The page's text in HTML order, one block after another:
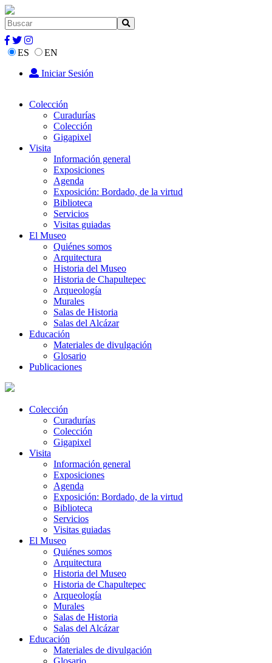
ES
EN
Iniciar Sesión
Colección
Curadurías
Colección
Gigapixel
Visita
Información general
Exposiciones
Agenda
Exposición: Bordado, de la virtud
Biblioteca
Servicios
Visitas guiadas
El Museo
Quiénes somos
Arquitectura
Historia del Museo
Historia de Chapultepec
Arqueología
Murales
Salas de Historia
Salas del Alcázar
Educación
Materiales de divulgación
Glosario
Publicaciones
Colección
Curadurías
Colección
Gigapixel
Visita
Información general
Exposiciones
Agenda
Exposición: Bordado, de la virtud
Biblioteca
Servicios
Visitas guiadas
El Museo
Quiénes somos
Arquitectura
Historia del Museo
Historia de Chapultepec
Arqueología
Murales
Salas de Historia
Salas del Alcázar
Educación
Materiales de divulgación
Glosario